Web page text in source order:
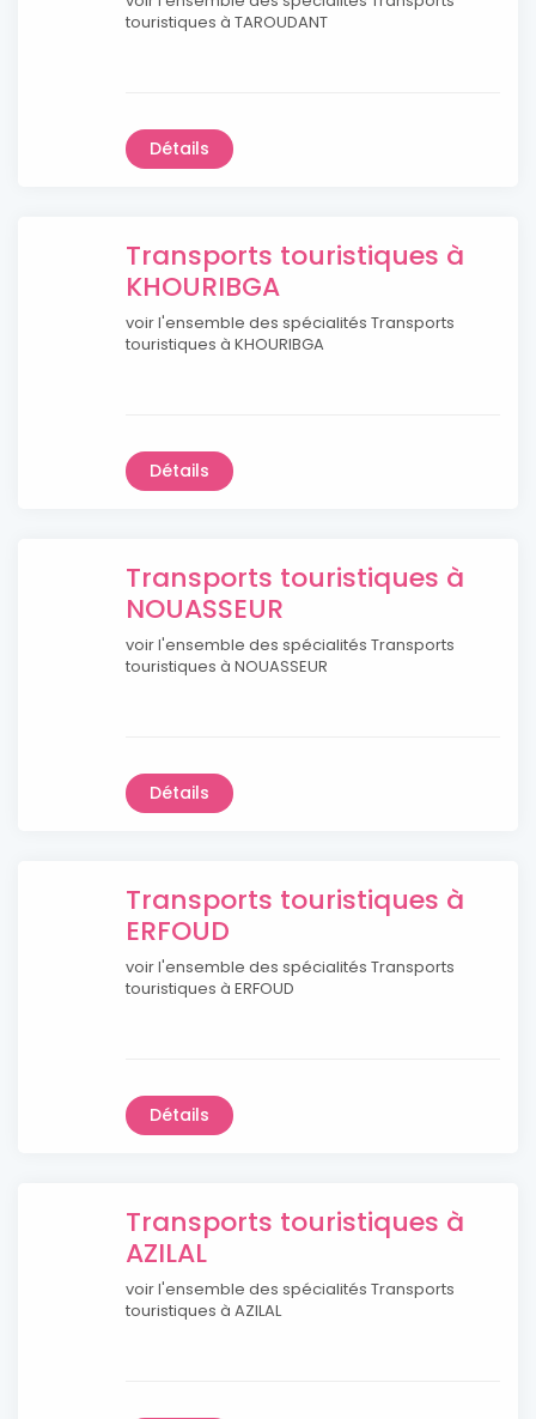
touristiques à TAROUDANT
Détails
Transports touristiques à
KHOURIBGA
voir l'ensemble des spécialités Transports
touristiques à KHOURIBGA
Détails
Transports touristiques à
NOUASSEUR
voir l'ensemble des spécialités Transports
touristiques à NOUASSEUR
Détails
Transports touristiques à
ERFOUD
voir l'ensemble des spécialités Transports
touristiques à ERFOUD
Détails
Transports touristiques à
AZILAL
voir l'ensemble des spécialités Transports
touristiques à AZILAL